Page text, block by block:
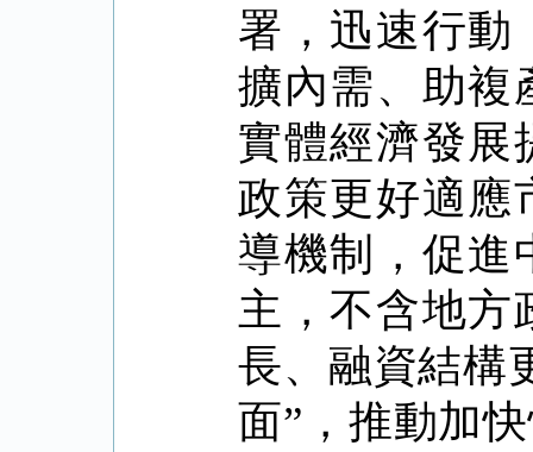
署，迅速行動
擴內需、助複
實體經濟發展
政策更好適應
導機制，促進
主，不含地方
長、融資結構
面” ，推動加